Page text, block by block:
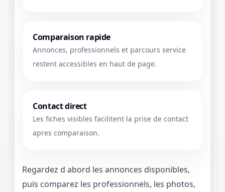
Comparaison rapide
Annonces, professionnels et parcours service
restent accessibles en haut de page.
Contact direct
Les fiches visibles facilitent la prise de contact
apres comparaison.
Regardez d abord les annonces disponibles,
puis comparez les professionnels, les photos,